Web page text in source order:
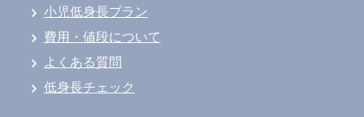
小児低身長プラン
費用・値段について
よくある質問
低身長チェック